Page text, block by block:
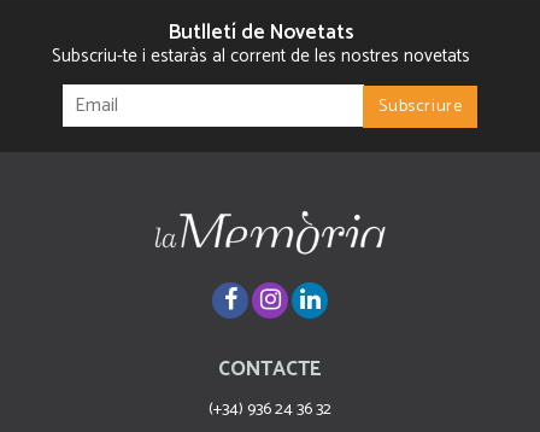
Butlletí de Novetats
Subscriu-te i estaràs al corrent de les nostres novetats
CONTACTE
(+34) 936 24 36 32